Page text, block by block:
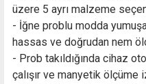
üzere 5 ayrı malzeme
- İğne problu modda
hassas ve doğrudan nem
- Prob takıldığında cihaz
çalışır ve manyetik ölçüme